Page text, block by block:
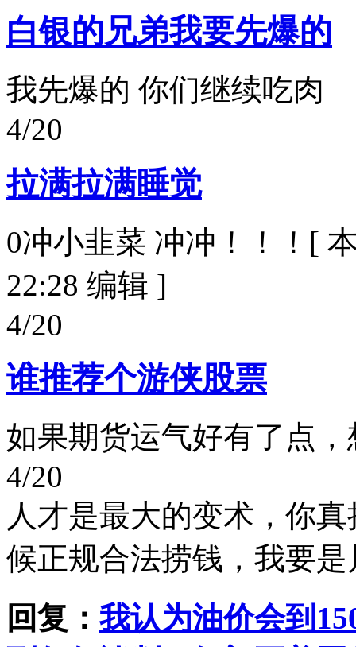
白银的兄弟我要先爆的
我先爆的 你们继续吃肉
4/20
拉满拉满睡觉
0冲小韭菜 冲冲！！！[
22:28 编辑 ]
4/20
谁推荐个游侠股票
如果期货运气好有了点
4/20
人才是最大的变术，你
候正规合法捞钱，我要
回复： 我认为油价会到